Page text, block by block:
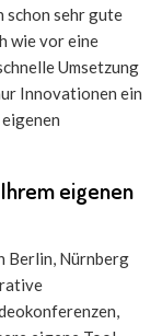
schon sehr gute
wie vor eine
Umsetzung
Innovationen ein
eigenen
Berlin, Nürnberg